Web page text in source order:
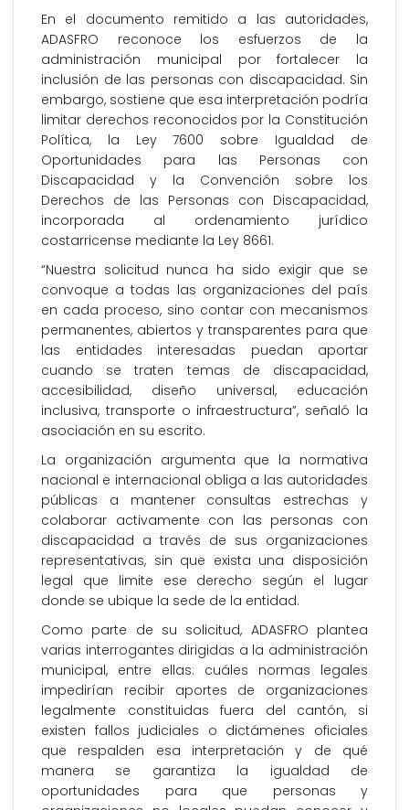
En el documento remitido a las autoridades,
ADASFRO reconoce los esfuerzos de la
administración municipal por fortalecer la
inclusión de las personas con discapacidad. Sin
embargo, sostiene que esa interpretación podría
limitar derechos reconocidos por la Constitución
Política, la Ley 7600 sobre Igualdad de
Oportunidades para las Personas con
Discapacidad y la Convención sobre los
Derechos de las Personas con Discapacidad,
incorporada al ordenamiento jurídico
costarricense mediante la Ley 8661.
“Nuestra solicitud nunca ha sido exigir que se
convoque a todas las organizaciones del país
en cada proceso, sino contar con mecanismos
permanentes, abiertos y transparentes para que
las entidades interesadas puedan aportar
cuando se traten temas de discapacidad,
accesibilidad, diseño universal, educación
inclusiva, transporte o infraestructura”, señaló la
asociación en su escrito.
La organización argumenta que la normativa
nacional e internacional obliga a las autoridades
públicas a mantener consultas estrechas y
colaborar activamente con las personas con
discapacidad a través de sus organizaciones
representativas, sin que exista una disposición
legal que limite ese derecho según el lugar
donde se ubique la sede de la entidad.
Como parte de su solicitud, ADASFRO plantea
varias interrogantes dirigidas a la administración
municipal, entre ellas: cuáles normas legales
impedirían recibir aportes de organizaciones
legalmente constituidas fuera del cantón, si
existen fallos judiciales o dictámenes oficiales
que respalden esa interpretación y de qué
manera se garantiza la igualdad de
oportunidades para que personas y